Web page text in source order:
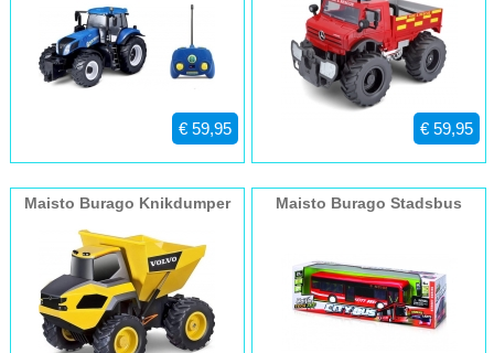
€ 59,95 € 59,95
Maisto Burago Knikdumper
Geel
Maisto Burago Stadsbus